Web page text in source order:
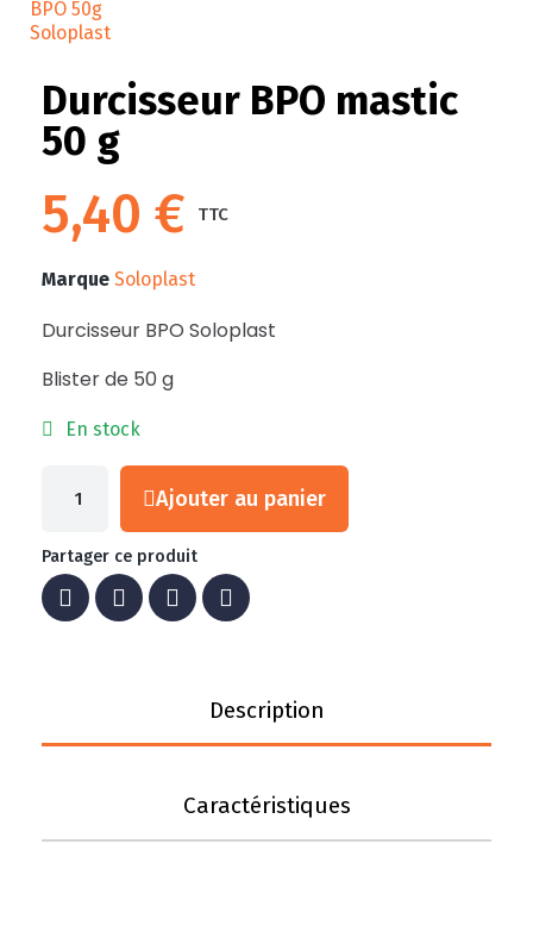
Durcisseur BPO mastic
50 g
5,40 € TTC
Marque Soloplast
Durcisseur BPO Soloplast
Blister de 50 g
En stock
Ajouter au panier
Partager ce produit
Description
Caractéristiques